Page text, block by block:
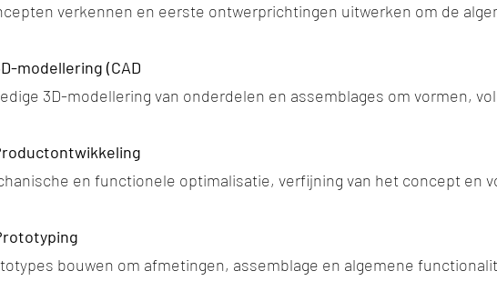
verkennen en eerste ontwerprichtingen uitwerken om de
modellering (CAD
3D-modellering van onderdelen en assemblages om vormen,
en functionele optimalisatie, verfijning van het concept en
bouwen om afmetingen, assemblage en algemene